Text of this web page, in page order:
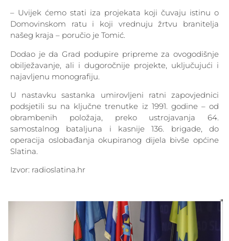
– Uvijek ćemo stati iza projekata koji čuvaju istinu o
Domovinskom ratu i koji vrednuju žrtvu branitelja
našeg kraja – poručio je Tomić.
Dodao je da Grad podupire pripreme za ovogodišnje
obilježavanje, ali i dugoročnije projekte, uključujući i
najavljenu monografiju.
U nastavku sastanka umirovljeni ratni zapovjednici
podsjetili su na ključne trenutke iz 1991. godine – od
obrambenih položaja, preko ustrojavanja 64.
samostalnog bataljuna i kasnije 136. brigade, do
operacija oslobađanja okupiranog dijela bivše općine
Slatina.
Izvor: radioslatina.hr